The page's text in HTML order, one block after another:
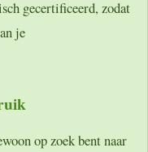
gecertificeerd, zodat
je
op zoek bent naar